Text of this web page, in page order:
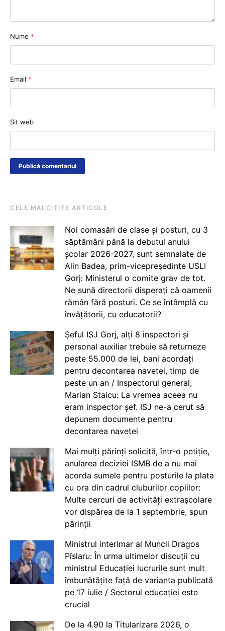
Nume *
Email *
Sit web
CELE MAI CITITE ARTICOLE
Noi comasări de clase și posturi, cu 3
săptămâni până la debutul anului
școlar 2026-2027, sunt semnalate de
Alin Badea, prim-vicepreședinte USLI
Gorj: Ministerul o comite grav de tot.
Ne sună directorii disperați că oamenii
rămân fără posturi. Ce se întâmplă cu
învățătorii, cu educatorii?
Șeful ISJ Gorj, alți 8 inspectori și
personal auxiliar trebuie să returneze
peste 55.000 de lei, bani acordați
pentru decontarea navetei, timp de
peste un an / Inspectorul general,
Marian Staicu: La vremea aceea nu
eram inspector șef. ISJ ne-a cerut să
depunem documente pentru
decontarea navetei
Mai mulți părinți solicită, într-o petiție,
anularea deciziei ISMB de a nu mai
acorda sumele pentru posturile la plata
cu ora din cadrul cluburilor copiilor:
Multe cercuri de activități extrașcolare
vor dispărea de la 1 septembrie, spun
părinții
Ministrul interimar al Muncii Dragos
Pîslaru: În urma ultimelor discuții cu
ministrul Educației lucrurile sunt mult
îmbunătățite față de varianta publicată
pe 17 iulie / Sectorul educației este
crucial
De la 4.90 la Titularizare 2026, o